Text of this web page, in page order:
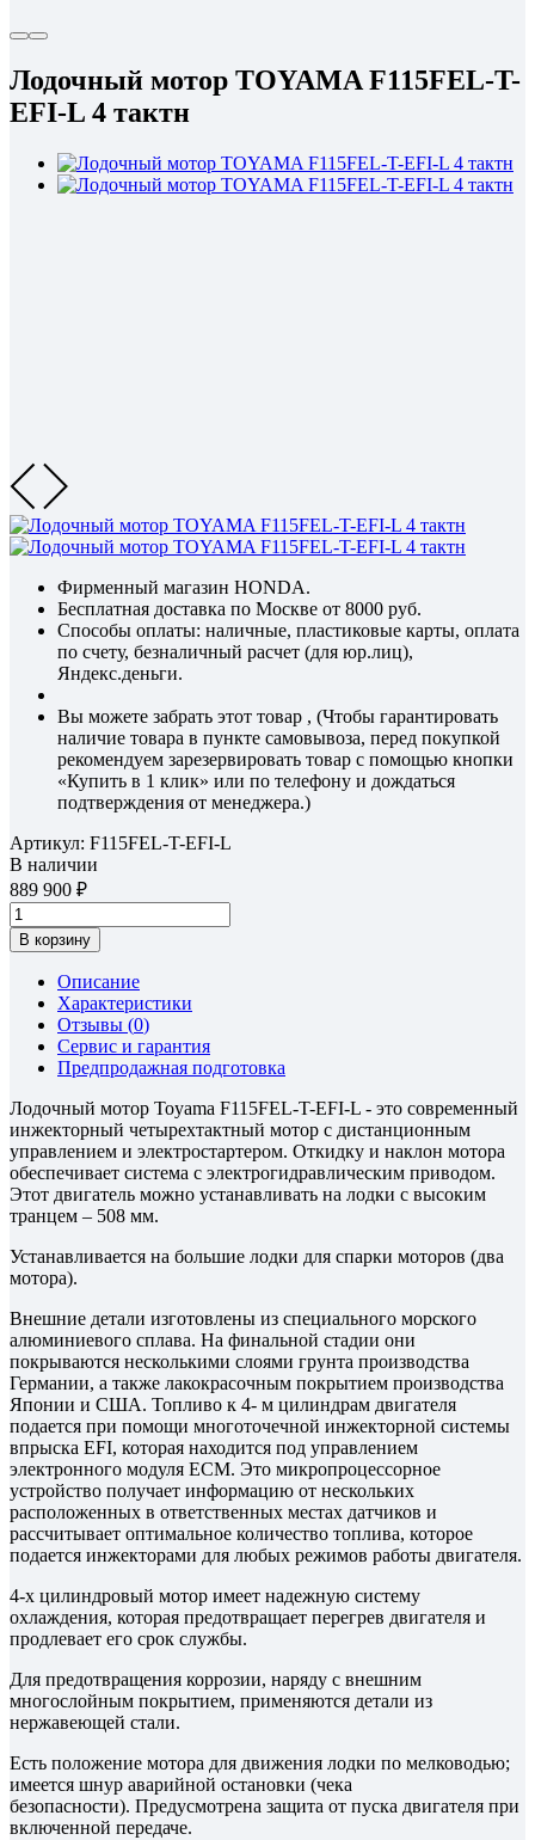
Лодочный мотор TOYAMA F115FEL-T-
EFI-L 4 тактн
Фирменный магазин HONDA.
Бесплатная доставка по Москве от 8000 руб.
Способы оплаты: наличные, пластиковые карты, оплата
по счету, безналичный расчет (для юр.лиц),
Яндекс.деньги.
Вы можете забрать этот товар , (Чтобы гарантировать
наличие товара в пункте самовывоза, перед покупкой
рекомендуем зарезервировать товар с помощью кнопки
«Купить в 1 клик» или по телефону и дождаться
подтверждения от менеджера.)
Артикул: F115FEL-T-EFI-L
В наличии
889 900
В корзину
Описание
Характеристики
Отзывы (0)
Сервис и гарантия
Предпродажная подготовка
Лодочный мотор Toyama F115FEL-T-EFI-L - это современный
инжекторный четырехтактный мотор с дистанционным
управлением и электростартером. Откидку и наклон мотора
обеспечивает система с электрогидравлическим приводом.
Этот двигатель можно устанавливать на лодки с высоким
транцем – 508 мм.
Устанавливается на большие лодки для спарки моторов (два
мотора).
Внешние детали изготовлены из специального морского
алюминиевого сплава. На финальной стадии они
покрываются несколькими слоями грунта производства
Германии, а также лакокрасочным покрытием производства
Японии и США. Топливо к 4- м цилиндрам двигателя
подается при помощи многоточечной инжекторной системы
впрыска EFI, которая находится под управлением
электронного модуля ECM. Это микропроцессорное
устройство получает информацию от нескольких
расположенных в ответственных местах датчиков и
рассчитывает оптимальное количество топлива, которое
подается инжекторами для любых режимов работы двигателя.
4-х цилиндровый мотор имеет надежную систему
охлаждения, которая предотвращает перегрев двигателя и
продлевает его срок службы.
Для предотвращения коррозии, наряду с внешним
многослойным покрытием, применяются детали из
нержавеющей стали.
Есть положение мотора для движения лодки по мелководью;
имеется шнур аварийной остановки (чека
безопасности). Предусмотрена защита от пуска двигателя при
включенной передаче.